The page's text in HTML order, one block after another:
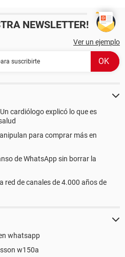
NEWSLETTER!
Ver un ejemplo
cardiólogo explicó lo que es
para comprar más en
de WhatsApp sin borrar la
red de canales de 4.000 años de
whatsapp
w150a